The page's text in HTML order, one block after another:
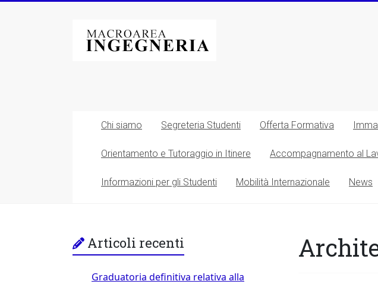
Macroarea
di
Università
degli
Studi
Tor
Vergata
Chi siamo Segreteria Studenti Offerta Formativa
Orientamento e Tutoraggio in Itinere Accompagnamento al
Informazioni per gli Studenti Mobilità Internazionale News
Articoli recenti
Graduatoria definitiva relativa alla